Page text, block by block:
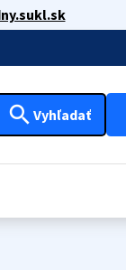
search Vyhľadať